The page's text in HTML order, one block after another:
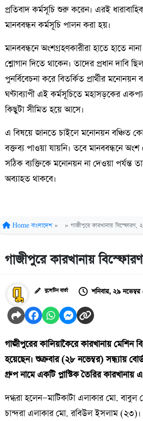
প্রতিবাদ কর্মসূচি শুরু করেন। এরই
মানববন্ধন কর্মসূচি পালন করা হয়।
মানববন্ধনে অংশগ্রহণকারীরা হাতে হাতে নানা
শ্লোগান দিতে থাকেন। তাদের প্রধান দাবি
পুনর্বিবেচনা করে বিতর্কিত প্রার্থীর
ঘণ্টাব্যাপী এই কর্মসূচিতে মহাসড়কের
কিছুটা সীমিত হয়ে আসে।
এ বিষয়ে জানতে চাইলে মনোনয়ন বঞ্চিত
বক্তব্য পাওয়া যায়নি। তবে মানববন্ধনে
সঠিক ব্যক্তিকে মনোনয়ন না দেওয়া পর্যন্ত
অব্যাহত থাকবে।
Home বাংলাদেশ » » গাজীপুরে কারখানায় বিস্ফোরণ,
গাজীপুরে কারখানায়
বুলেটিন বার্তা শনিবার, ২৯
গাজীপুরের কালিয়াকৈরে কারখানায় মেশিন
হয়েছেন। শুক্রবার (২৮ নভেম্বর) সন্ধ্যায়
গ্রুপ নামে একটি প্লাস্টিক তৈরির কারখানায়
দগ্ধরা হলেন—মাটিকাটা এলাকার মো.
চান্দরা এলাকার মো. রবিউল ইসলাম